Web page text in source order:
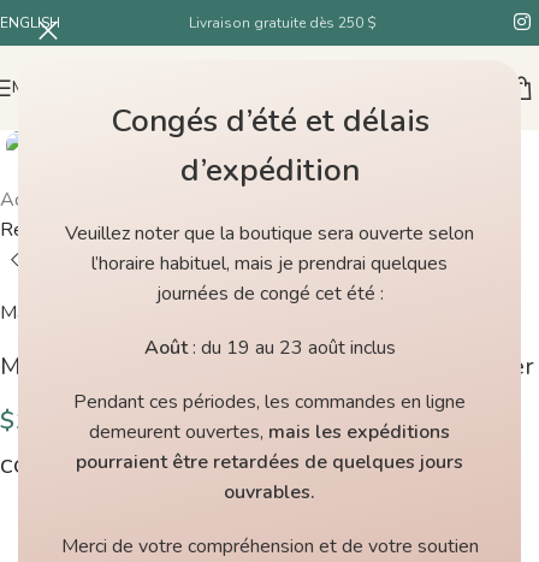
Congés d’été et délais
d’expédition
Veuillez noter que la boutique sera ouverte selon
l’horaire habituel, mais je prendrai quelques
journées de congé cet été :
Août: du 19 au 23 août inclus
Pendant ces périodes, les commandes en ligne
demeurent ouvertes, mais les expéditions
pourraient être retardées de quelques jours
ouvrables.
Merci de votre compréhension et de votre soutien
ENGLISH Livraison gratuite dès 250 $
MENU
Accueil
Reaper
Madeline Tosh
Madeline Tosh Queue de licorne Carolina Reaper
$11.00
COULEURS